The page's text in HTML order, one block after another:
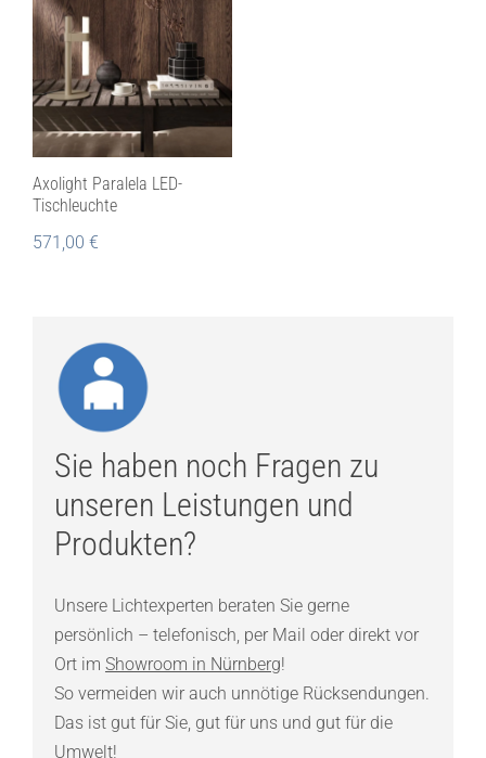
Axolight Paralela LED-
Tischleuchte
571,00 €
Sie haben noch Fragen zu
unseren Leistungen und
Produkten?
Unsere Lichtexperten beraten Sie gerne
persönlich – telefonisch, per Mail oder direkt vor
Ort im Showroom in Nürnberg!
So vermeiden wir auch unnötige Rücksendungen.
Das ist gut für Sie, gut für uns und gut für die
Umwelt!